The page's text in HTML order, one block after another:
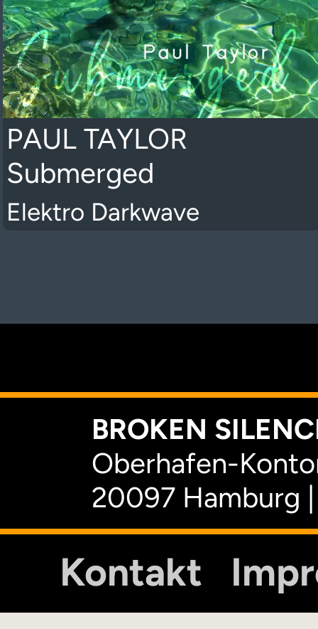
PAUL TAYLOR
Submerged
Elektro Darkwave
BROKEN
Oberhafen-
20097 Hamburg
Kontakt